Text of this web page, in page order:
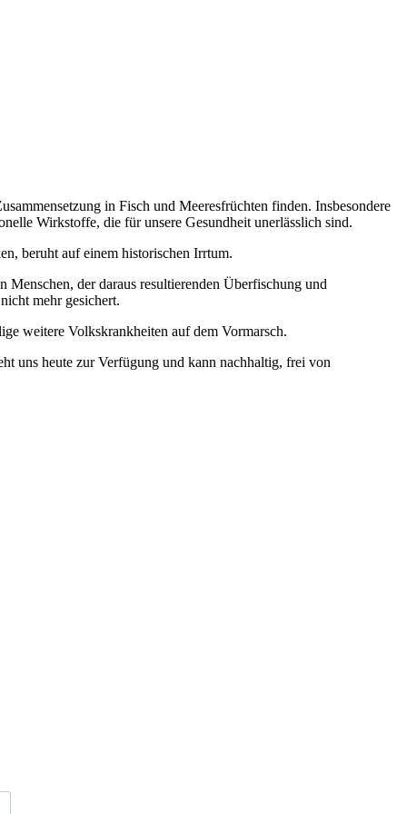
in Fisch und Meeresfrüchten finden. Insbesondere
Wirkstoffe, die für unsere Gesundheit unerlässlich sind.
beruht auf einem historischen Irrtum.
der daraus resultierenden Überfischung und
mehr gesichert.
weitere Volkskrankheiten auf dem Vormarsch.
uns heute zur Verfügung und kann nachhaltig, frei von